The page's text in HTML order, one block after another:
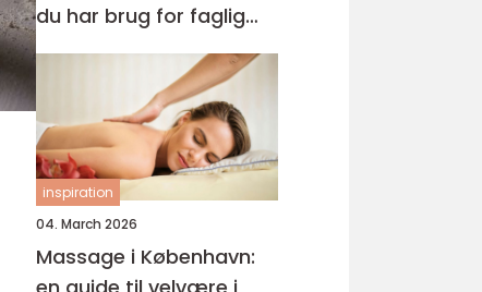
du har brug for faglig
støtte
inspiration
04. March 2026
Massage i København: